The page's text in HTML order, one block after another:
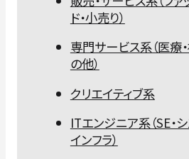
ド・小売り）
専門サービス系（医療
の他）
クリエイティブ系
ITエンジニア系（SE・
インフラ）